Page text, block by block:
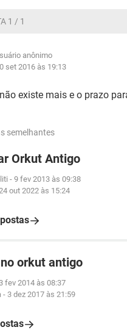
1 / 1
anônimo
set 2016 às 19:13
existe mais e o prazo
semelhantes
Orkut Antigo
- 9 fev 2013 às 09:38
out 2022 às 15:24
orkut antigo
fev 2014 às 08:37
- 3 dez 2017 às 21:59